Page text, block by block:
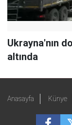
Ukrayna'nın
altında
Anasayfa Künye